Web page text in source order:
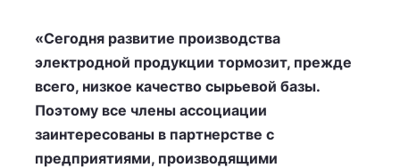
«Сегодня развитие производства
электродной продукции тормозит, прежде
всего, низкое качество сырьевой базы.
Поэтому все члены ассоциации
заинтересованы в партнерстве с
предприятиями, производящими